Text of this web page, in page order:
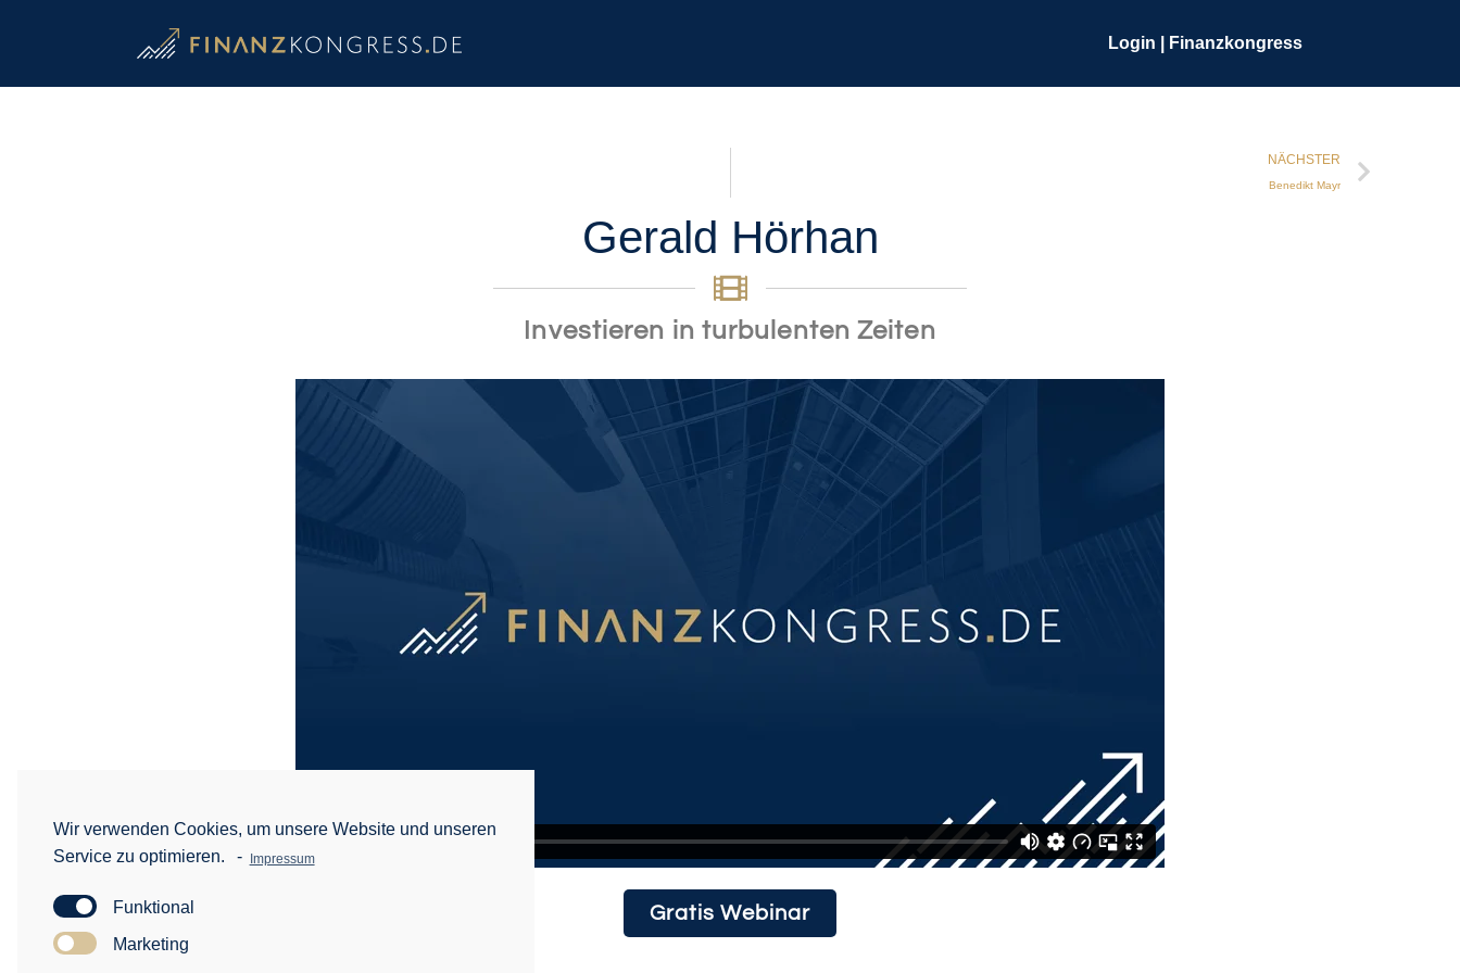
Login | Finanzkongress
NÄCHSTER
Benedikt Mayr
Gerald Hörhan
Investieren in turbulenten Zeiten
Gratis Webinar
Zurück zur Übersicht
Wir verwenden Cookies, um unsere Website und unseren
Service zu optimieren.
- Impressum
Funktional
Marketing